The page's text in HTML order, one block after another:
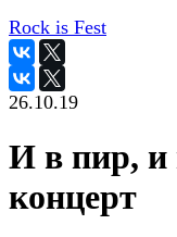
Rock is Fest
26.10.19
И в пир, и
концерт